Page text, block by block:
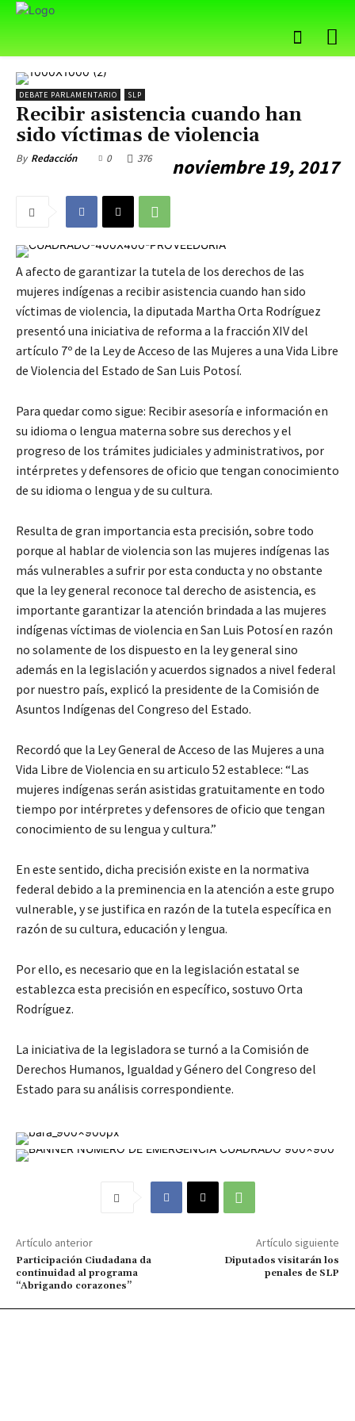
DEBATE PARLAMENTARIO SLP
Recibir asistencia cuando han
sido víctimas de violencia
By Redacción noviembre 19, 2017
0 376
A afecto de garantizar la tutela de los derechos de las
mujeres indígenas a recibir asistencia cuando han sido
víctimas de violencia, la diputada Martha Orta Rodríguez
presentó una iniciativa de reforma a la fracción XIV del
artículo 7º de la Ley de Acceso de las Mujeres a una Vida Libre
de Violencia del Estado de San Luis Potosí.
Para quedar como sigue: Recibir asesoría e información en
su idioma o lengua materna sobre sus derechos y el
progreso de los trámites judiciales y administrativos, por
intérpretes y defensores de oficio que tengan conocimiento
de su idioma o lengua y de su cultura.
Resulta de gran importancia esta precisión, sobre todo
porque al hablar de violencia son las mujeres indígenas las
más vulnerables a sufrir por esta conducta y no obstante
que la ley general reconoce tal derecho de asistencia, es
importante garantizar la atención brindada a las mujeres
indígenas víctimas de violencia en San Luis Potosí en razón
no solamente de los dispuesto en la ley general sino
además en la legislación y acuerdos signados a nivel federal
por nuestro país, explicó la presidente de la Comisión de
Asuntos Indígenas del Congreso del Estado.
Recordó que la Ley General de Acceso de las Mujeres a una
Vida Libre de Violencia en su articulo 52 establece: “Las
mujeres indígenas serán asistidas gratuitamente en todo
tiempo por intérpretes y defensores de oficio que tengan
conocimiento de su lengua y cultura.”
En este sentido, dicha precisión existe en la normativa
federal debido a la preminencia en la atención a este grupo
vulnerable, y se justifica en razón de la tutela específica en
razón de su cultura, educación y lengua.
Por ello, es necesario que en la legislación estatal se
establezca esta precisión en específico, sostuvo Orta
Rodríguez.
La iniciativa de la legisladora se turnó a la Comisión de
Derechos Humanos, Igualdad y Género del Congreso del
Estado para su análisis correspondiente.
Artículo anterior
Participación Ciudadana da
continuidad al programa
“Abrigando corazones”
Artículo siguiente
Diputados visitarán los
penales de SLP